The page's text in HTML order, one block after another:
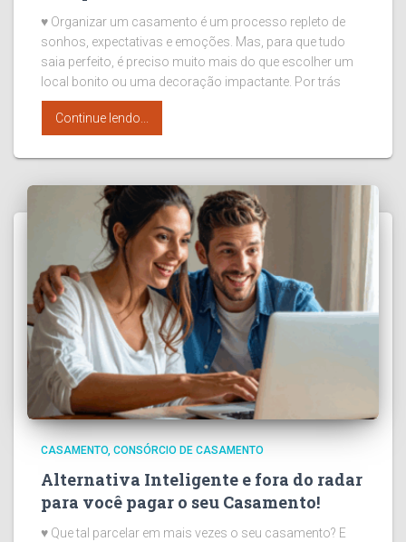
♥ Organizar um casamento é um processo repleto de
sonhos, expectativas e emoções. Mas, para que tudo
saia perfeito, é preciso muito mais do que escolher um
local bonito ou uma decoração impactante. Por trás
Continue lendo...
CASAMENTO CONSÓRCIO DE CASAMENTO
Alternativa Inteligente e fora do radar
para você pagar o seu Casamento!
♥ Que tal parcelar em mais vezes o seu casamento? E